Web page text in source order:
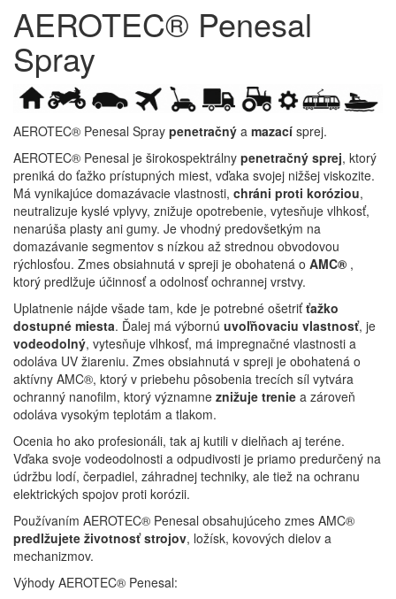
AEROTEC® Penesal
Spray
AEROTEC® Penesal Spray penetračný a mazací sprej.
AEROTEC® Penesal je širokospektrálny penetračný sprej, ktorý
preniká do ťažko prístupných miest, vďaka svojej nižšej viskozite.
Má vynikajúce domazávacie vlastnosti, chráni proti koróziou,
neutralizuje kyslé vplyvy, znižuje opotrebenie, vytesňuje vlhkosť,
nenarúša plasty ani gumy. Je vhodný predovšetkým na
domazávanie segmentov s nízkou až strednou obvodovou
rýchlosťou. Zmes obsiahnutá v spreji je obohatená o AMC® ,
ktorý predlžuje účinnosť a odolnosť ochrannej vrstvy.
Uplatnenie nájde všade tam, kde je potrebné ošetriťťažko
dostupné miesta. Ďalej má výbornú uvoľňovaciu vlastnosť, je
vodeodolný, vytesňuje vlhkosť, má impregnačné vlastnosti a
odoláva UV žiareniu. Zmes obsiahnutá v spreji je obohatená o
aktívny AMC®, ktorý v priebehu pôsobenia trecích síl vytvára
ochranný nanofilm, ktorý významne znižuje trenie a zároveň
odoláva vysokým teplotám a tlakom.
Ocenia ho ako profesionáli, tak aj kutili v dielňach aj teréne.
Vďaka svoje vodeodolnosti a odpudivosti je priamo predurčený na
údržbu lodí, čerpadiel, záhradnej techniky, ale tiež na ochranu
elektrických spojov proti korózii.
Používaním AEROTEC® Penesal obsahujúceho zmes AMC®
predlžujete životnosť strojov, ložísk, kovových dielov a
mechanizmov.
Výhody AEROTEC® Penesal: